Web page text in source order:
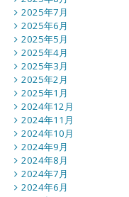
2025年7月
2025年6月
2025年5月
2025年4月
2025年3月
2025年2月
2025年1月
2024年12月
2024年11月
2024年10月
2024年9月
2024年8月
2024年7月
2024年6月